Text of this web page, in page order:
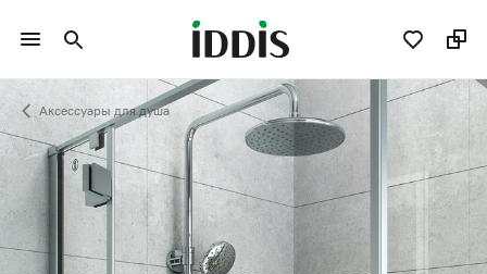
Аксессуары для душа